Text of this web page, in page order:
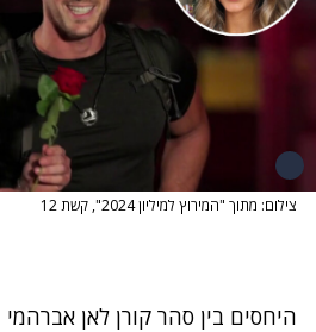
צילום: מתוך "המירוץ למיליון 2024", קשת 12
היחסים בין סהר קורן לאן אברהמי